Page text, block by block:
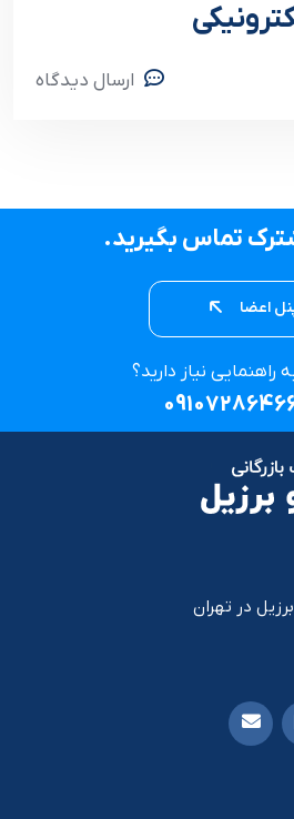
ارسال دیدگاه
تماس بگیرید.
اعضا
راهنمایی نیاز دارید؟
در تهران